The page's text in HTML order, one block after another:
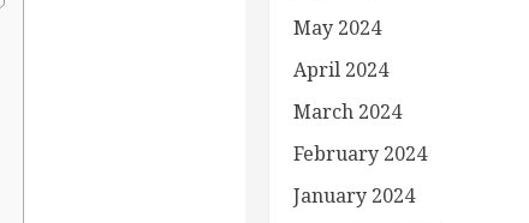
May 2024
April 2024
March 2024
February 2024
January 2024